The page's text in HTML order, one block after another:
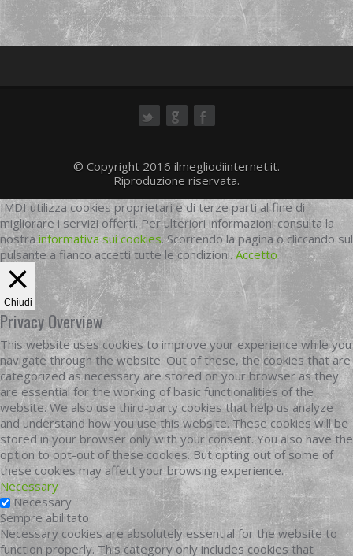
© Copyright 2016 ilmegliodiinternet.it.
Riproduzione riservata.
IMDI utilizza cookies proprietari e di terze parti al fine di
migliorare i servizi offerti. Per ulteriori informazioni consulta la
nostra informativa sui cookies. Scorrendo la pagina o cliccando sul
pulsante a fianco accetti tutte le condizioni. Accetto
Chiudi
Privacy Overview
This website uses cookies to improve your experience while you
navigate through the website. Out of these, the cookies that are
categorized as necessary are stored on your browser as they
are essential for the working of basic functionalities of the
website. We also use third-party cookies that help us analyze
and understand how you use this website. These cookies will be
stored in your browser only with your consent. You also have the
option to opt-out of these cookies. But opting out of some of
these cookies may affect your browsing experience.
Necessary
Necessary
Sempre abilitato
Necessary cookies are absolutely essential for the website to
function properly. This category only includes cookies that